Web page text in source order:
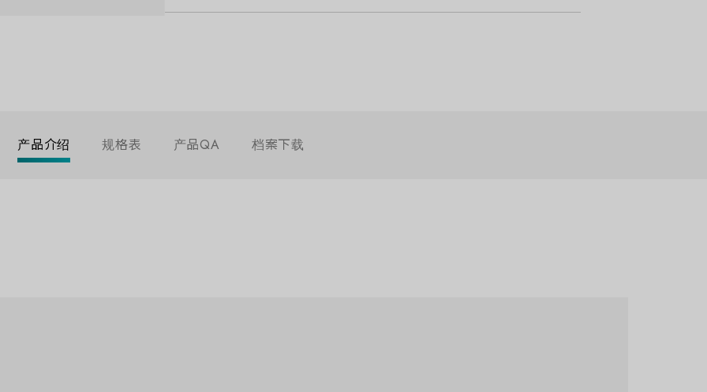
产品介绍 规格表 产品QA 档案下载